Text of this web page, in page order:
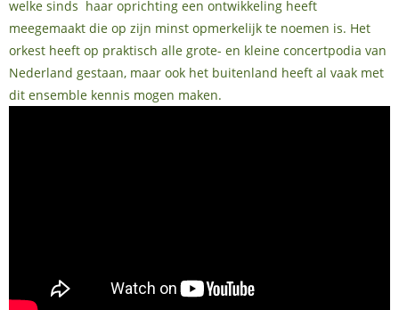
welke sinds haar oprichting een ontwikkeling heeft
meegemaakt die op zijn minst opmerkelijk te noemen is. Het
orkest heeft op praktisch alle grote- en kleine concertpodia van
Nederland gestaan, maar ook het buitenland heeft al vaak met
dit ensemble kennis mogen maken.